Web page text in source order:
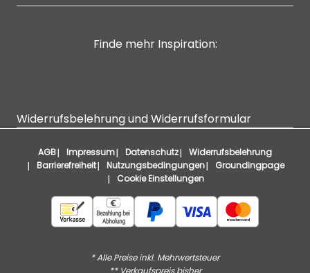
Finde mehr Inspiration:
Widerrufsbelehrung und Widerrufsformular
AGB Impressum Datenschutz
Widerrufsbelehrung
Barrierefreiheit
Nutzungsbedingungen
Groundingpage
Cookie Einstellungen
* Alle Preise inkl. Mehrwertsteuer
** Verkaufspreis bisher